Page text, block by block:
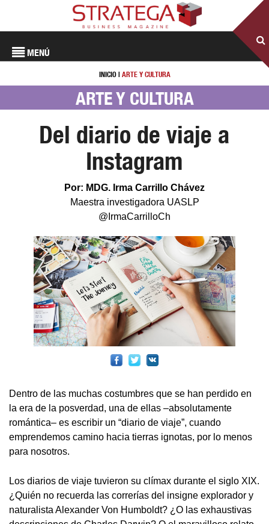
MENÚ
INICIO| ARTE Y CULTURA
ARTE Y CULTURA
Del diario de viaje a
Instagram
Por: MDG. Irma Carrillo Chávez
Maestra investigadora UASLP
@IrmaCarrilloCh
Dentro de las muchas costumbres que se han perdido en
la era de la posverdad, una de ellas –absolutamente
romántica– es escribir un “diario de viaje”, cuando
emprendemos camino hacia tierras ignotas, por lo menos
para nosotros.
Los diarios de viaje tuvieron su clímax durante el siglo XIX.
¿Quién no recuerda las correrías del insigne explorador y
naturalista Alexander Von Humboldt? ¿O las exhaustivas